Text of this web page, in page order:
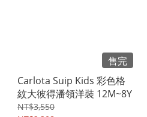
售完
Carlota Suip Kids 彩色格
紋大彼得潘領洋裝 12M~8Y
NT$3,550